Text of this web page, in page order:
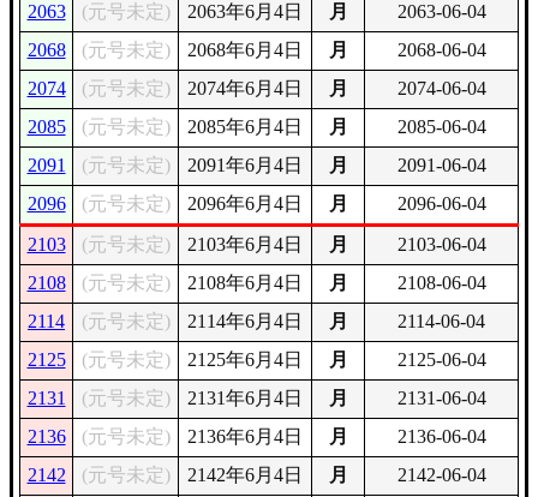
2063
(元号未定) 2063年6月4日 月
2063-06-04
2068
(元号未定) 2068年6月4日 月
2068-06-04
2074
(元号未定) 2074年6月4日 月
2074-06-04
2085
(元号未定) 2085年6月4日 月
2085-06-04
2091
(元号未定) 2091年6月4日 月
2091-06-04
2096
(元号未定) 2096年6月4日 月
2096-06-04
2103
(元号未定) 2103年6月4日 月
2103-06-04
2108
(元号未定) 2108年6月4日 月
2108-06-04
2114
(元号未定) 2114年6月4日 月
2114-06-04
2125
(元号未定) 2125年6月4日 月
2125-06-04
2131
(元号未定) 2131年6月4日 月
2131-06-04
2136
(元号未定) 2136年6月4日 月
2136-06-04
2142
(元号未定) 2142年6月4日 月
2142-06-04